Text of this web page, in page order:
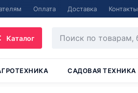
Оплата Доставка Контакты
Каталог
САДОВАЯ ТЕХНИКА